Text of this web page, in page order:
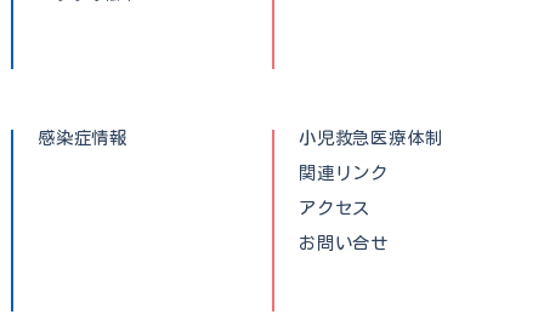
感染症情報
小児救急医療体制
関連リンク
アクセス
お問い合せ